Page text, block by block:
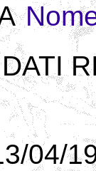
DATI
04/